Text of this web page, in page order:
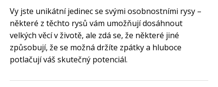
Vy jste unikátní jedinec se svými osobnostními rysy –
některé z těchto rysů vám umožňují dosáhnout
velkých věcí v životě, ale zdá se, že některé jiné
způsobují, že se možná držíte zpátky a hluboce
potlačují váš skutečný potenciál.